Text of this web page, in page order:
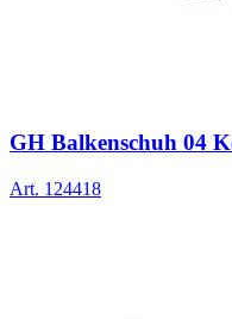
GH Balkenschuh 04
Art. 124418